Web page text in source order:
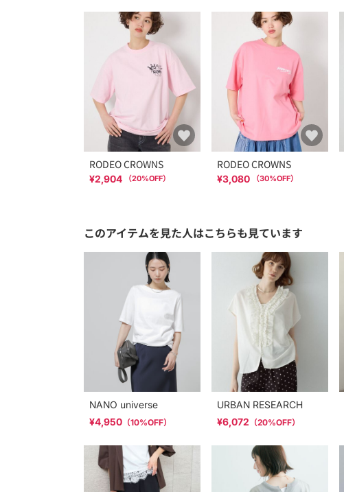
RODEO CROWNS
¥2,904 （20%OFF）
RODEO CROWNS
¥3,080 （30%OFF）